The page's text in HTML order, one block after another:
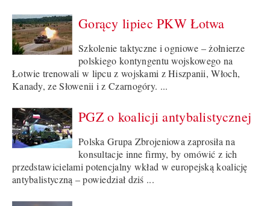
Gorący lipiec PKW Łotwa
Szkolenie taktyczne i ogniowe – żołnierze
polskiego kontyngentu wojskowego na
Łotwie trenowali w lipcu z wojskami z Hiszpanii, Włoch,
Kanady, ze Słowenii i z Czarnogóry. ...
PGZ o koalicji antybalistycznej
Polska Grupa Zbrojeniowa zaprosiła na
konsultacje inne firmy, by omówić z ich
przedstawicielami potencjalny wkład w europejską koalicję
antybalistyczną – powiedział dziś ...